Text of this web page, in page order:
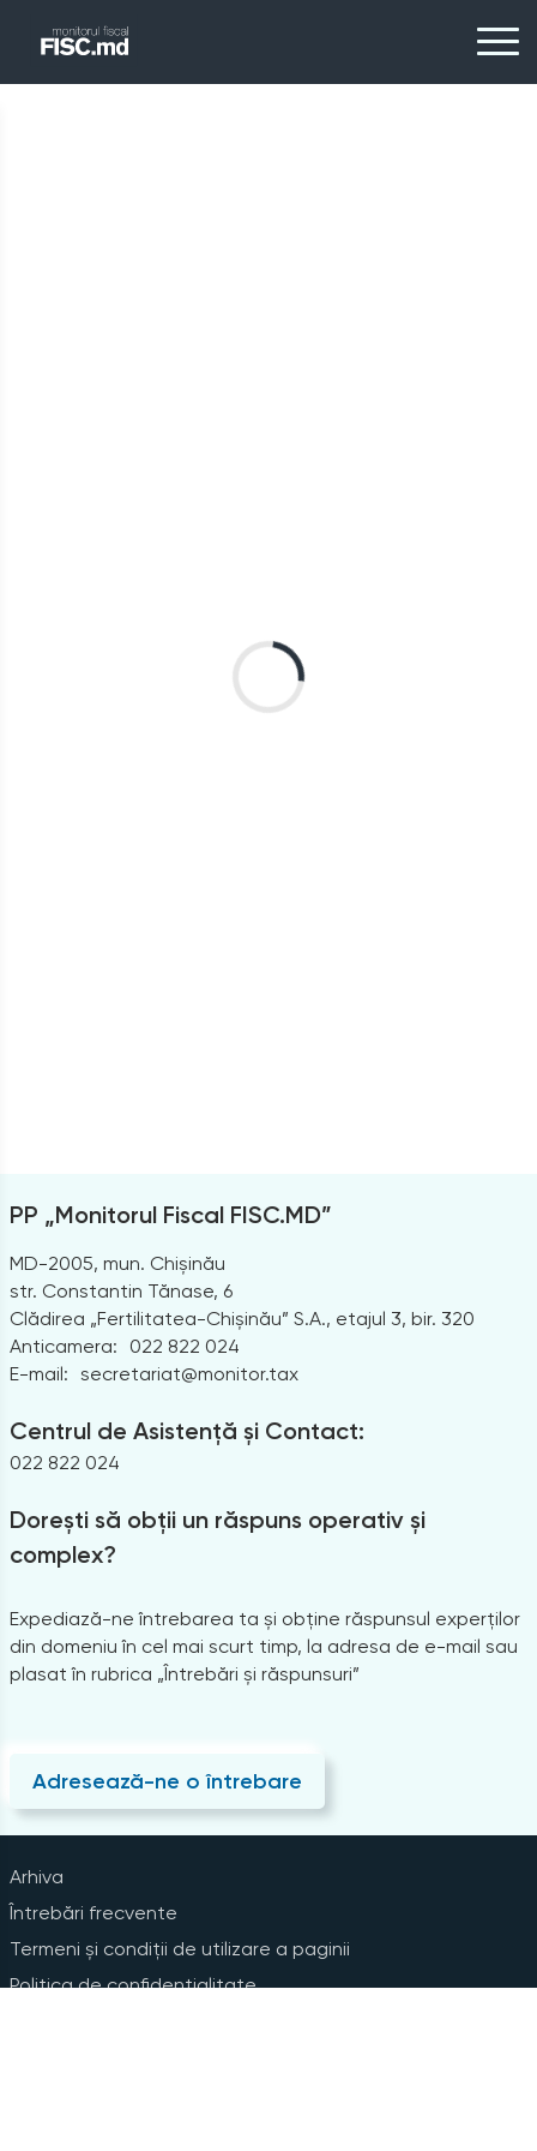
PP „Monitorul Fiscal FISC.MD”
MD-2005, mun. Chișinău
str. Constantin Tănase, 6
Clădirea „Fertilitatea-Chișinău” S.A., etajul 3, bir. 320
Anticamera:
022 822 024
E-mail: secretariat@monitor.tax
Centrul de Asistență și Contact:
022 822 024
Dorești să obții un răspuns operativ și
complex?
Expediază-ne întrebarea ta și obține răspunsul experților
din domeniu în cel mai scurt timp, la adresa de e-mail sau
plasat în rubrica „Întrebări și răspunsuri”
Adresează-ne o întrebare
Arhiva
Întrebări frecvente
Termeni și condiții de utilizare a paginii
Politica de confidențialitate